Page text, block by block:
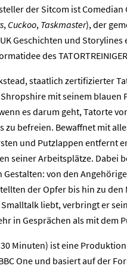
der Sitcom ist Comedian
, Cuckoo, Taskmaster), der
Geschichten und Storylines
des
staatlich zertifizierter
mit seinem blauen
es darum geht, Tatorte
zu befreien. Bewaffnet mit
und Putzlappen entfernt
seiner Arbeitsplätze. Dabei
Gestalten: von den
der Opfer bis hin zu den
liebt, verbringt er
in Gesprächen als mit dem
Minuten) ist eine
One und basiert auf der